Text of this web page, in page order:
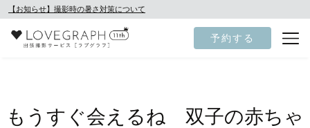
【お知らせ】撮影時の暑さ対策について
予約する
もうすぐ会えるね 双子の赤ちゃ